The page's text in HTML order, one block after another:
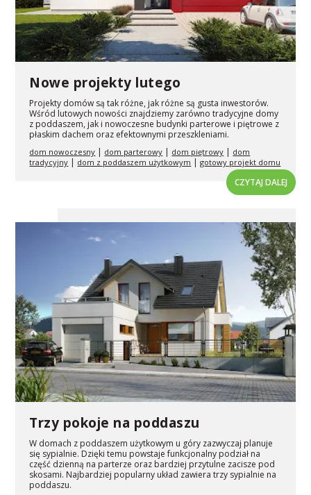
Nowe projekty lutego
Projekty domów są tak różne, jak różne są gusta inwestorów.
Wśród lutowych nowości znajdziemy zarówno tradycyjne domy
z poddaszem, jak i nowoczesne budynki parterowe i piętrowe z
płaskim dachem oraz efektownymi przeszkleniami.
dom nowoczesny | dom parterowy | dom piętrowy | dom
tradycyjny | dom z poddaszem użytkowym |gotowy projekt domu
CZYTAJ DALEJ
Trzy pokoje na poddaszu
W domach z poddaszem użytkowym u góry zazwyczaj planuje
się sypialnie. Dzięki temu powstaje funkcjonalny podział na
część dzienną na parterze oraz bardziej przytulne zacisze pod
skosami. Najbardziej popularny układ zawiera trzy sypialnie na
poddaszu.